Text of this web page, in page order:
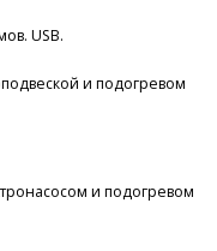
USB.
и подогревом
и подогревом